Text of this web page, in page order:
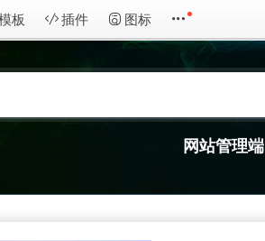
板 插件 图标
网站管理端